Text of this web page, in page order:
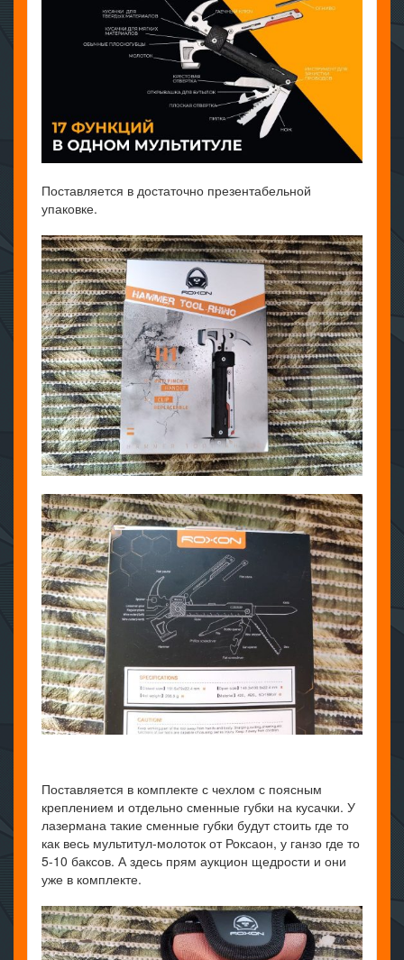
Поставляется в достаточно презентабельной
упаковке.
Поставляется в комплекте с чехлом с поясным
креплением и отдельно сменные губки на кусачки. У
лазермана такие сменные губки будут стоить где то
как весь мультитул-молоток от Роксаон, у ганзо где то
5-10 баксов. А здесь прям аукцион щедрости и они
уже в комплекте.